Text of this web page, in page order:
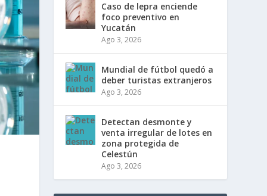
Caso de lepra enciende
foco preventivo en
Yucatán
Ago 3, 2026
Mundial de fútbol quedó a
deber turistas extranjeros
Ago 3, 2026
Detectan desmonte y
venta irregular de lotes en
zona protegida de
Celestún
Ago 3, 2026